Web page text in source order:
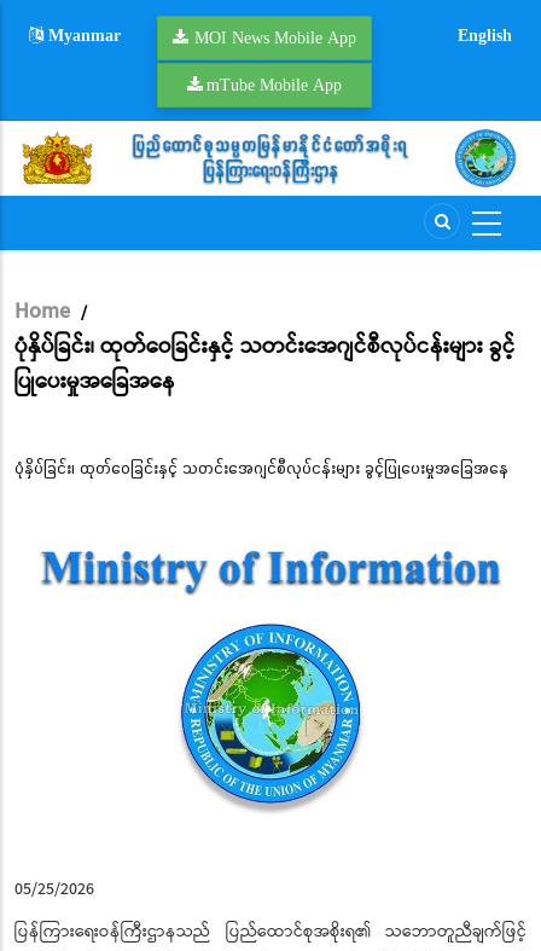
Myanmar MOI News Mobile App
mTube Mobile App
English
Breadcrumb
Home /
ပုံနှိပ်ခြင်း၊ ထုတ်ဝေခြင်းနှင့် သတင်းအေဂျင်စီလုပ်ငန်းများ ခွင့်
ပြုပေးမှုအခြေအနေ
ပုံနှိပ်ခြင်း၊ ထုတ်ဝေခြင်းနှင့် သတင်းအေဂျင်စီလုပ်ငန်းများ ခွင့်ပြုပေးမှုအခြေအနေ
05/25/2026
ပြန်ကြားရေးဝန်ကြီးဌာနသည် ပြည်ထောင်စုအစိုးရ၏ သဘောတူညီချက်ဖြင့်